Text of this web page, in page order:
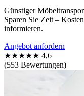
Günstiger
Sparen Sie Zeit –
informieren.
Angebot anfordern
★★★★★ 4,6
(553 Bewertungen)